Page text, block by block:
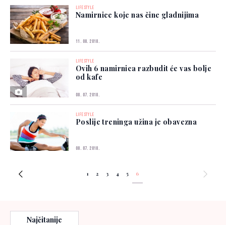
LIFESTYLE
Namirnice koje nas čine gladnijima
11. 08. 2018.
LIFESTYLE
Ovih 6 namirnica razbudit će vas bolje
od kafe
08. 07. 2018.
LIFESTYLE
Poslije treninga užina je obavezna
08. 07. 2018.
1 2 3 4 5 6
Najčitanije